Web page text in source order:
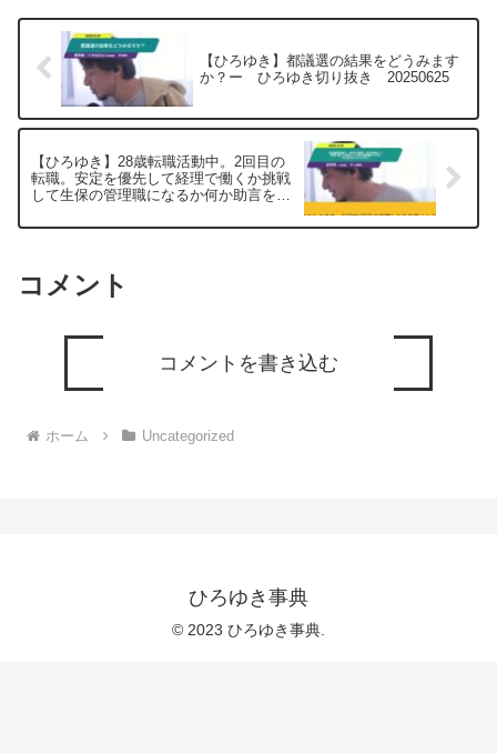
ドしていきますので、使いやすいと感じ
て頂けたら、いいね！やチャンネル登録
【ひろゆき】都議選の結果をどうみます
か？ー ひろゆき切り抜き 20250625
【ひろゆき】28歳転職活動中。2回目の
転職。安定を優先して経理で働くか挑戦
して生保の管理職になるか何か助言をい
20250625
コメント
コメントを書き込む
ホーム Uncategorized
ひろゆき事典
© 2023 ひろゆき事典.